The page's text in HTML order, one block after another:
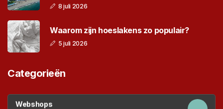
8 juli 2026
Waarom zijn hoeslakens zo populair?
5 juli 2026
Categorieën
Webshops